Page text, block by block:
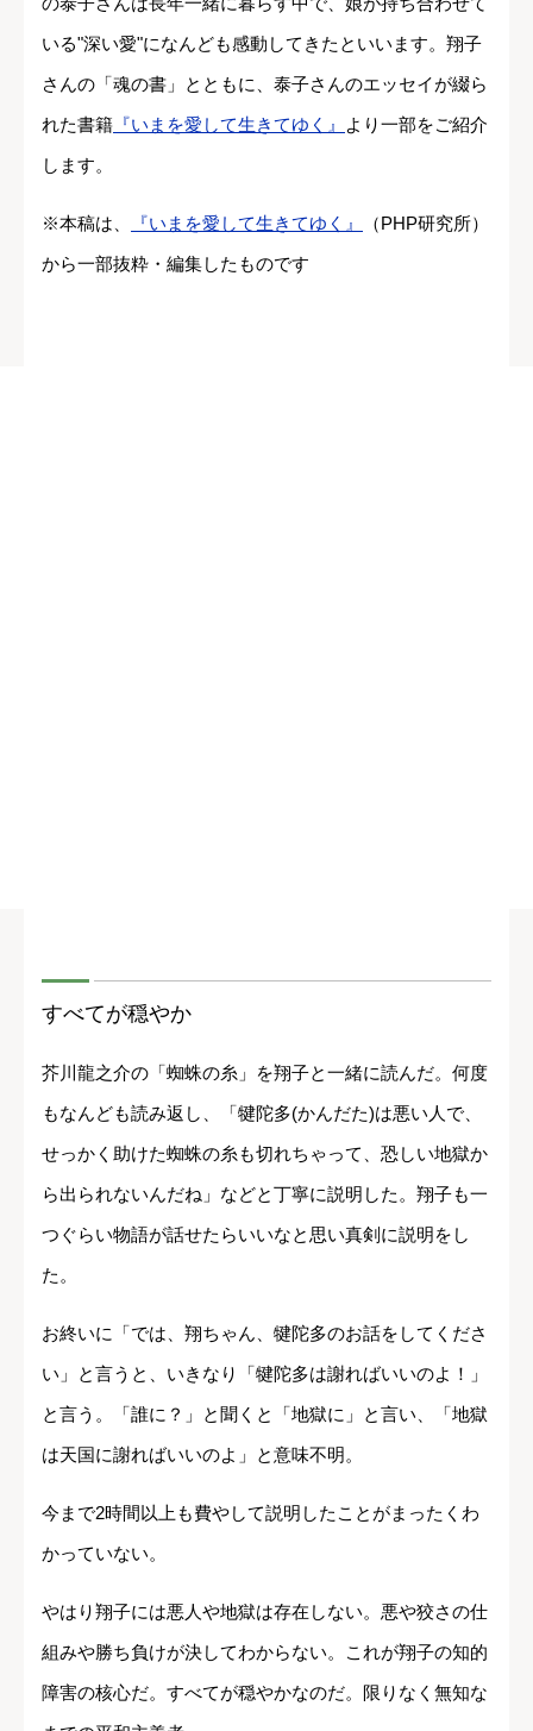
いる"深い愛"になんども感動してきたといいます。翔子
さんの「魂の書」とともに、泰子さんのエッセイが綴ら
れた書籍 『いまを愛して生きてゆく』
より一部をご紹介
します。
※本稿は、 『いまを愛して生きてゆく』
（PHP研究所）
から一部抜粋・編集したものです
すべてが穏やか
芥川龍之介の「蜘蛛の糸」を翔子と一緒に読んだ。何度
もなんども読み返し、「犍陀多(かんだた)は悪い人で、
せっかく助けた蜘蛛の糸も切れちゃって、恐しい地獄か
ら出られないんだね」などと丁寧に説明した。翔子も一
つぐらい物語が話せたらいいなと思い真剣に説明をし
た。
お終いに「では、翔ちゃん、犍陀多のお話をしてくださ
い」と言うと、いきなり「犍陀多は謝ればいいのよ！」
と言う。「誰に？」と聞くと「地獄に」と言い、「地獄
は天国に謝ればいいのよ」と意味不明。
今まで2時間以上も費やして説明したことがまったくわ
かっていない。
やはり翔子には悪人や地獄は存在しない。悪や狡さの仕
組みや勝ち負けが決してわからない。これが翔子の知的
障害の核心だ。すべてが穏やかなのだ。限りなく無知な